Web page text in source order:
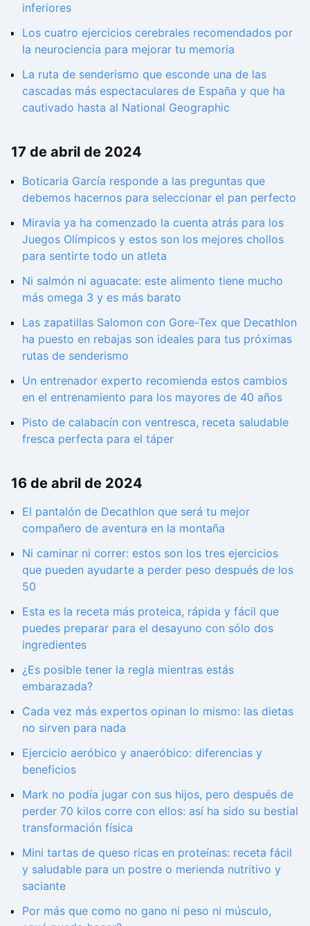
inferiores
Los cuatro ejercicios cerebrales recomendados por
la neurociencia para mejorar tu memoria
La ruta de senderismo que esconde una de las
cascadas más espectaculares de España y que ha
cautivado hasta al National Geographic
17 de abril de 2024
Boticaria García responde a las preguntas que
debemos hacernos para seleccionar el pan perfecto
Miravia ya ha comenzado la cuenta atrás para los
Juegos Olímpicos y estos son los mejores chollos
para sentirte todo un atleta
Ni salmón ni aguacate: este alimento tiene mucho
más omega 3 y es más barato
Las zapatillas Salomon con Gore-Tex que Decathlon
ha puesto en rebajas son ideales para tus próximas
rutas de senderismo
Un entrenador experto recomienda estos cambios
en el entrenamiento para los mayores de 40 años
Pisto de calabacín con ventresca, receta saludable
fresca perfecta para el táper
16 de abril de 2024
El pantalón de Decathlon que será tu mejor
compañero de aventura en la montaña
Ni caminar ni correr: estos son los tres ejercicios
que pueden ayudarte a perder peso después de los
50
Esta es la receta más proteica, rápida y fácil que
puedes preparar para el desayuno con sólo dos
ingredientes
¿Es posible tener la regla mientras estás
embarazada?
Cada vez más expertos opinan lo mismo: las dietas
no sirven para nada
Ejercicio aeróbico y anaeróbico: diferencias y
beneficios
Mark no podía jugar con sus hijos, pero después de
perder 70 kilos corre con ellos: así ha sido su bestial
transformación física
Mini tartas de queso ricas en proteínas: receta fácil
y saludable para un postre o merienda nutritivo y
saciante
Por más que como no gano ni peso ni músculo,